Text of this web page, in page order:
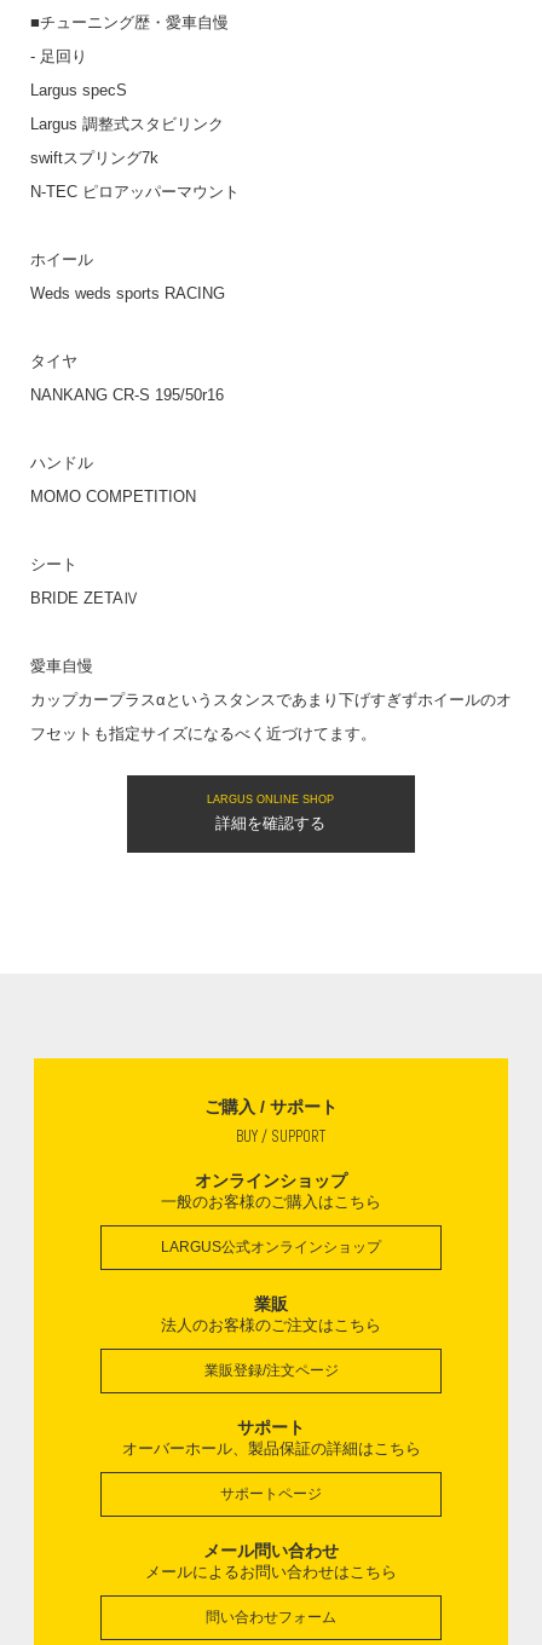
■チューニング歴・愛車自慢
- 足回り
Largus specS
Largus 調整式スタビリンク
swiftスプリング7k
N-TEC ピロアッパーマウント
ホイール
Weds weds sports RACING
タイヤ
NANKANG CR-S 195/50r16
ハンドル
MOMO COMPETITION
シート
BRIDE ZETAⅣ
愛車自慢
カップカープラスαというスタンスであまり下げすぎずホイールのオ
フセットも指定サイズになるべく近づけてます。
LARGUS ONLINE SHOP
詳細を確認する
ご購入 / サポート
BUY / SUPPORT
オンラインショップ
一般のお客様のご購入はこちら
LARGUS公式オンラインショップ
業販
法人のお客様のご注文はこちら
業販登録/注文ページ
サポート
オーバーホール、製品保証の詳細はこちら
サポートページ
メール問い合わせ
メールによるお問い合わせはこちら
問い合わせフォーム